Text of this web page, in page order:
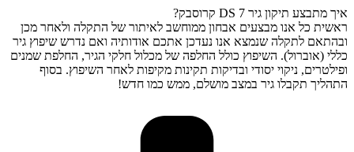
איך מתבצע תיקון גיר DS 7 קרוסבק?
ראשית כל אנו מבצעים אבחון ממוחשב לאיתור של התקלה ולאחר מכן
ובהתאם לתקלה שנמצא אנו נעדכן אתכם אודותיה ואם נדרש שיפוץ גיר
כללי (אוברול). השיפוץ כולל החלפה של מכלול חלקי הגיר, החלפת שמנים
ופילטרים, ניקוי יסודי ובדיקות תקינות מקיפות לאחר השיפוץ. בסוף
התהליך תקבלו גיר במצב מושלם, ממש כמו חדש!